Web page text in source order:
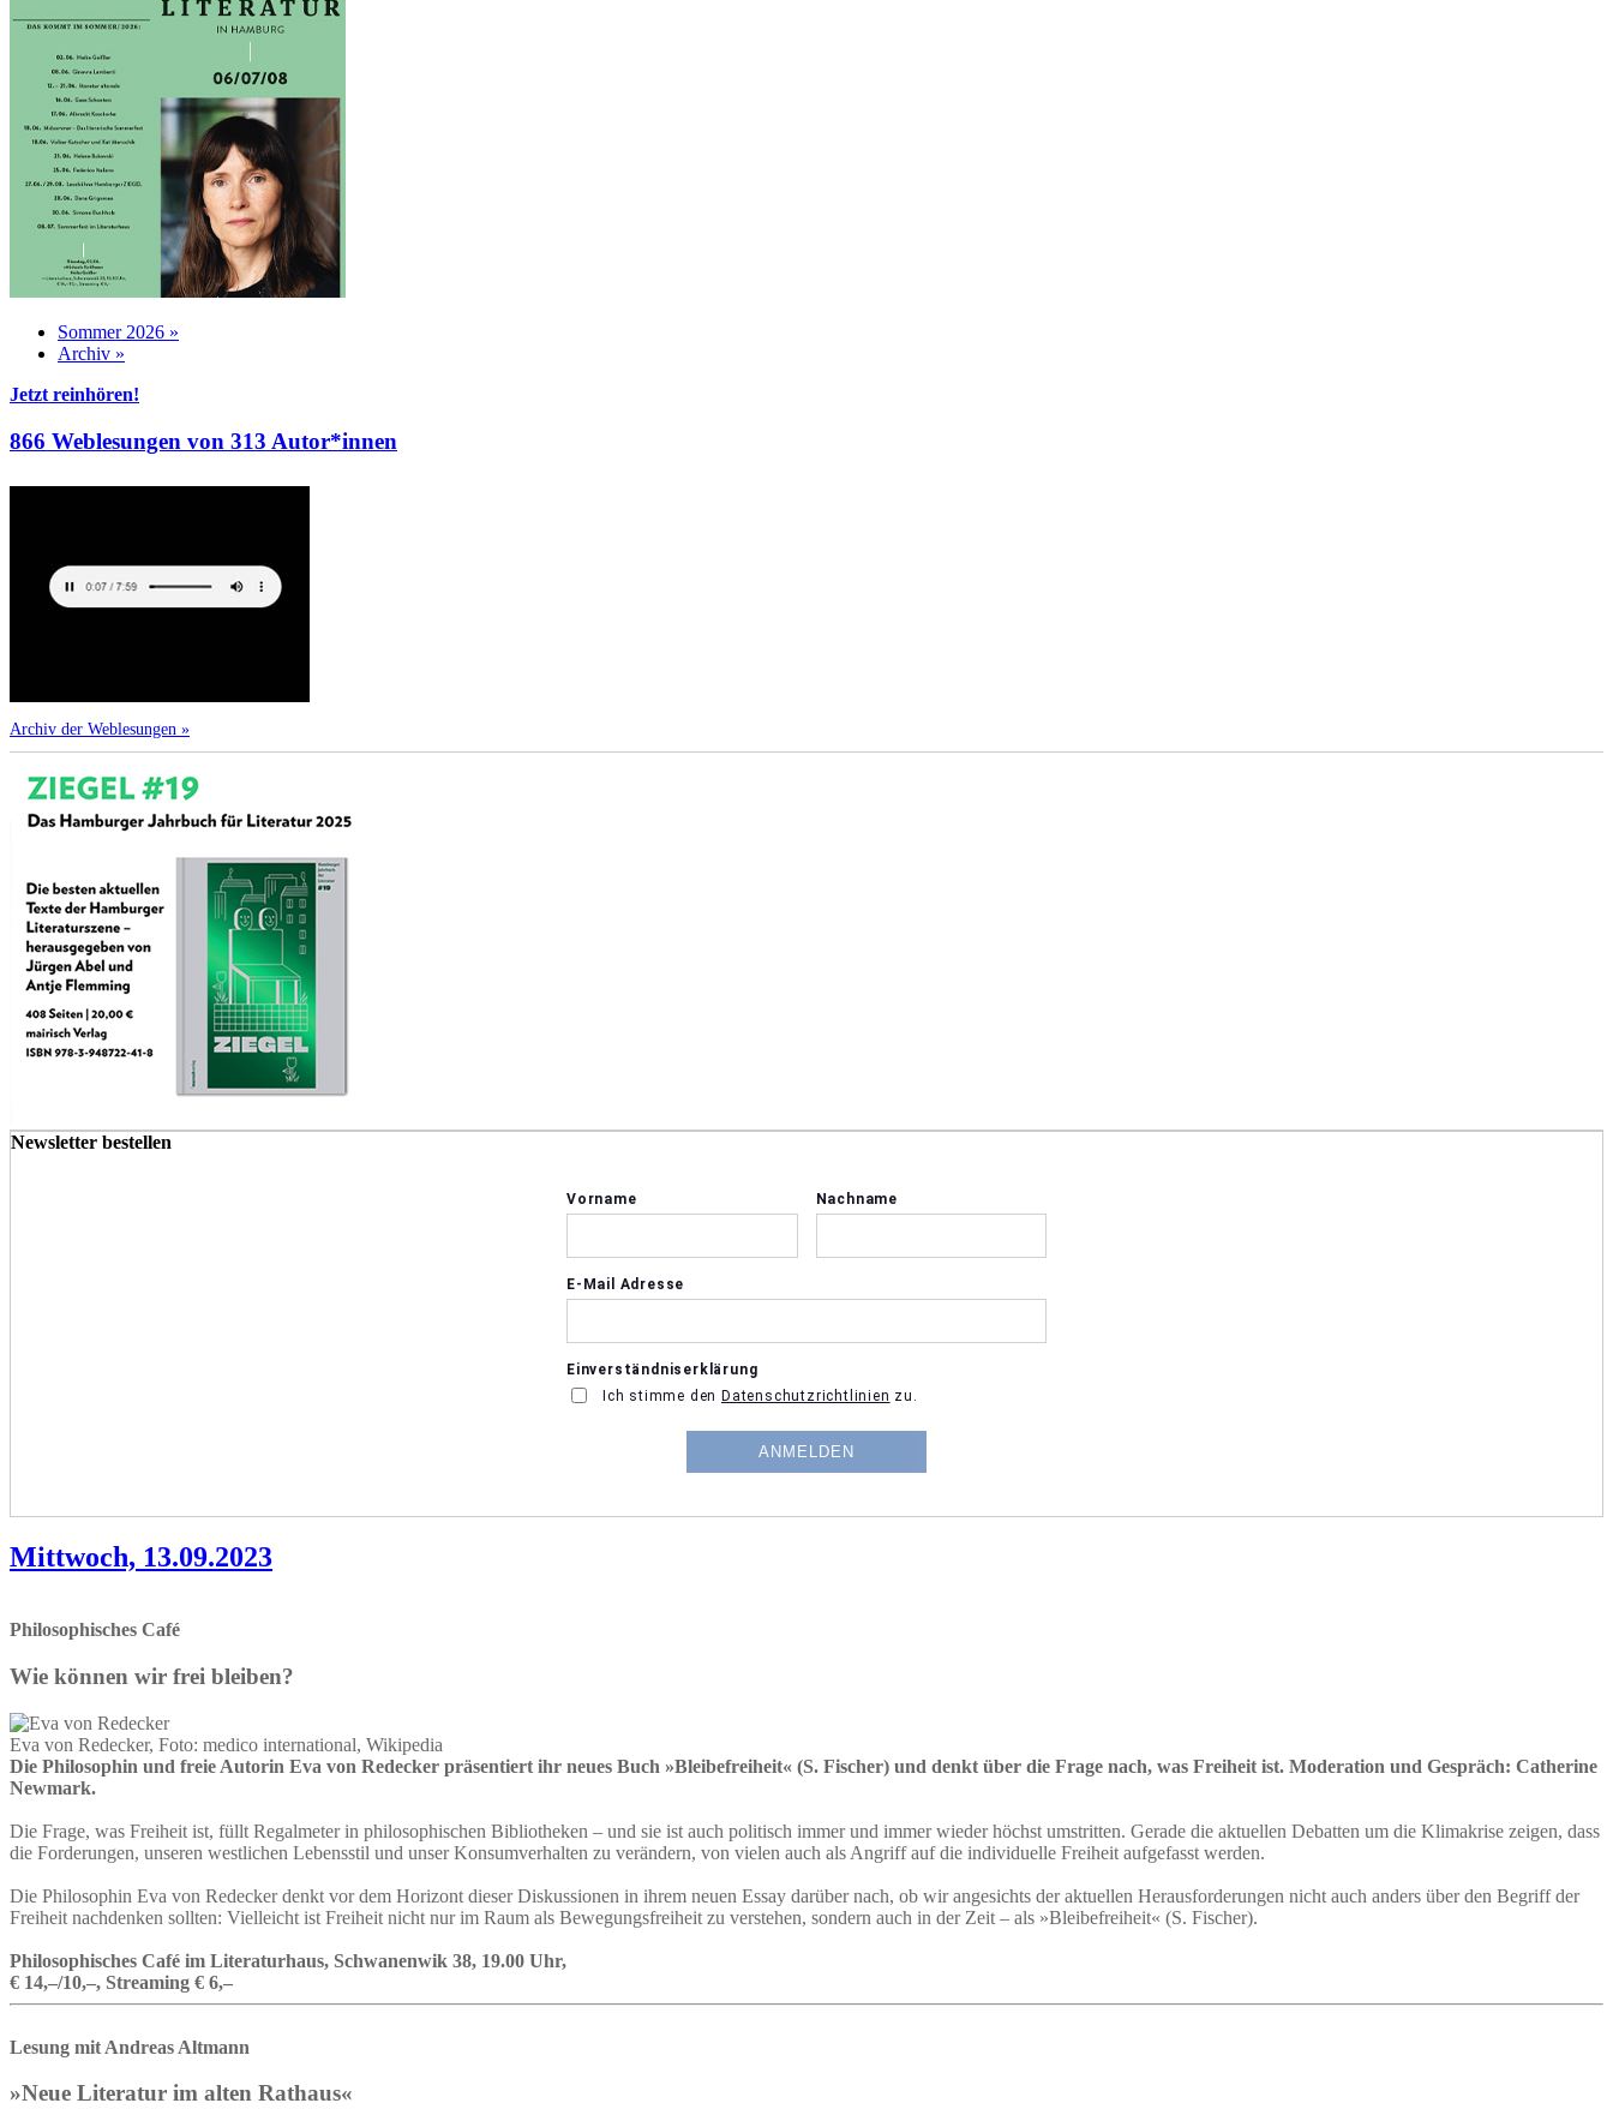
Sommer 2026 »
Archiv »
Jetzt reinhören!
866 Weblesungen von 313 Autor*innen
Archiv der Weblesungen »
Newsletter bestellen
Mittwoch, 13.09.2023
Philosophisches Café
Wie können wir frei bleiben?
Eva von Redecker, Foto: medico international, Wikipedia
Die Philosophin und freie Autorin Eva von Redecker präsentiert ihr neues Buch »Bleibefreiheit« (S. Fischer) und denkt über die Frage nach, was Freiheit ist. Moderation und Gespräch: Catherine
Newmark.
Die Frage, was Freiheit ist, füllt Regalmeter in philosophischen Bibliotheken – und sie ist auch politisch immer und immer wieder höchst umstritten. Gerade die aktuellen Debatten um die Klimakrise zeigen, dass
die Forderungen, unseren westlichen Lebensstil und unser Konsumverhalten zu verändern, von vielen auch als Angriff auf die individuelle Freiheit aufgefasst werden.
Die Philosophin Eva von Redecker denkt vor dem Horizont dieser Diskussionen in ihrem neuen Essay darüber nach, ob wir angesichts der aktuellen Herausforderungen nicht auch anders über den Begriff der
Freiheit nachdenken sollten: Vielleicht ist Freiheit nicht nur im Raum als Bewegungsfreiheit zu verstehen, sondern auch in der Zeit – als »Bleibefreiheit« (S. Fischer).
Philosophisches Café im Literaturhaus, Schwanenwik 38, 19.00 Uhr,
€ 14,–/10,–, Streaming € 6,–
Lesung mit Andreas Altmann
»Neue Literatur im alten Rathaus«